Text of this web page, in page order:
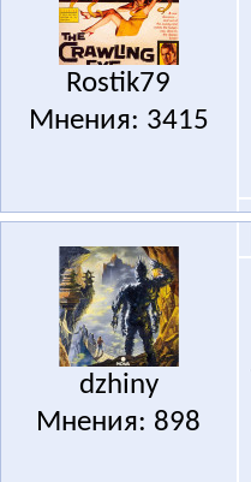
Rostik79
Мнения: 3415
dzhiny
Мнения: 898